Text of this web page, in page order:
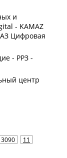
и
- KAMAZ
Цифровая
- РРЗ -
центр
3090 11